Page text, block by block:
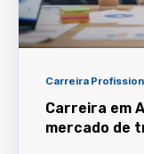
Carreira
Carreira em
mercado de